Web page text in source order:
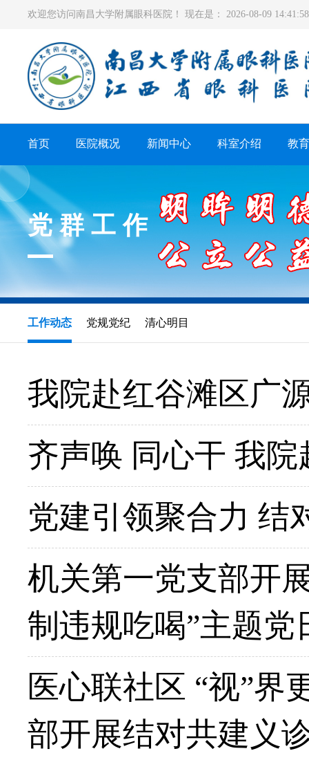
欢迎您访问南昌大学附属眼科医院！ 现在是： 2026-08-09
首页 医院概况 新闻中心 科室介绍 教
党群工作
工作动态 党规党纪 清心明目
我院赴红谷滩区广
齐声唤 同心干 我
党建引领聚合力 结
机关第一党支部开
制违规吃喝”主题党
医心联社区 “视”界
部开展结对共建义